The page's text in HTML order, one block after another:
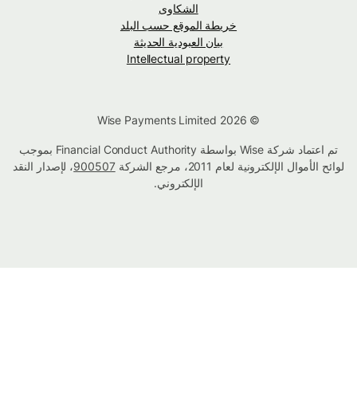
الشكاوى
خريطة الموقع حسب البلد
بيان العبودية الحديثة
Intellectual property
تم اعتماد شركة Wise بواسطة Financial Conduct Authority بموجب
لوائح الأموال الإلكترونية لعام 2011، مرجع الشركة
900507، لإصدار النقد
الإلكتروني.